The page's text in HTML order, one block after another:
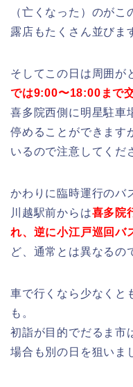
（亡くなった）のがこ
露店もたくさん並びま
そしてこの日は周囲が
では9:00〜18:00まで
喜多院西側に明星駐車
停めることができます
いるので注意してくだ
かわりに臨時運行のバ
川越駅前からは喜多院
れ、逆に小江戸巡回バ
ど、通常とは異なるの
車で行くなら少なくと
も。
初詣が目的でだるま市
場合も別の日を狙いま